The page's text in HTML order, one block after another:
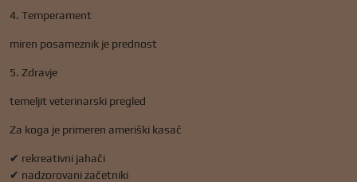
4. Temperament
miren posameznik je prednost
5. Zdravje
temeljit veterinarski pregled
Za koga je primeren ameriški kasač
✔ rekreativni jahači
✔ nadzorovani začetniki